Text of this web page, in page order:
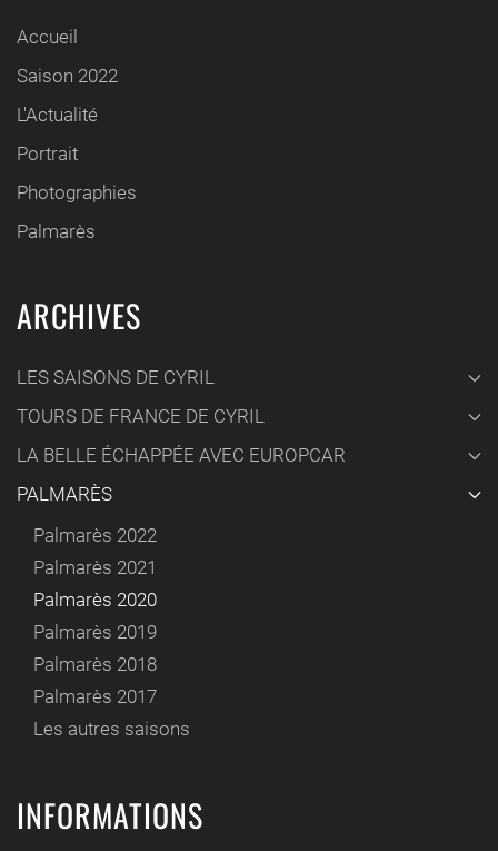
Accueil
Saison 2022
L'Actualité
Portrait
Photographies
Palmarès
ARCHIVES
LES SAISONS DE CYRIL
TOURS DE FRANCE DE CYRIL
LA BELLE ÉCHAPPÉE AVEC EUROPCAR
PALMARÈS
Palmarès 2022
Palmarès 2021
Palmarès 2020
Palmarès 2019
Palmarès 2018
Palmarès 2017
Les autres saisons
INFORMATIONS